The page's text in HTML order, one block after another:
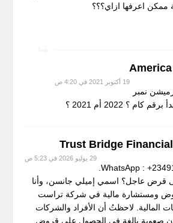
ممكن اعرفها ازاي؟؟؟
19 أكتوبر 2021 في 4:20 ص
نمبر
؟ 2022 أم 2021 ؟
Trust Bridge
29 يوليو 2026 في 5:23 ص
WhatsApp :
قرض عاجل؟ اسمي إميلي جانسن، وأنا
ومستشارة مالية في شركة تراست
المالية. لاحظتُ أن الأفراد والشركات
صعوبة بالغة في الحصول على قروض